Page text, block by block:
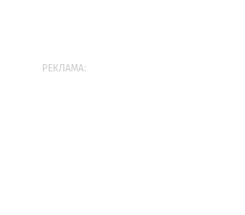
РЕКЛАМА: